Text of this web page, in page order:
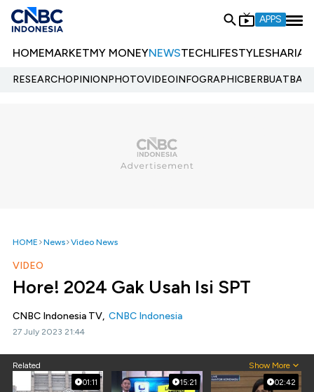
APPS
HOMEMARKETMY MONEYNEWSTECHLIFESTYLESHARIA
RESEARCHOPINIONPHOTOVIDEOINFOGRAPHIC
HOME News Video News
VIDEO
Hore! 2024 Gak Usah Isi SPT
CNBC Indonesia TV, CNBC Indonesia
27 July 2023 21:44
Related Show More
01:11 15:21 02:42